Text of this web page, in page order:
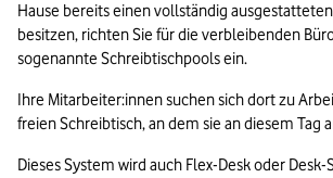
Hause bereits einen vollständig
besitzen, richten Sie für die verbleibenden
sogenannte Schreibtischpools ein.
Ihre Mitarbeiter:innen suchen sich dort zu
freien Schreibtisch, an dem sie an diesem Tag
Dieses System wird auch Flex-Desk oder